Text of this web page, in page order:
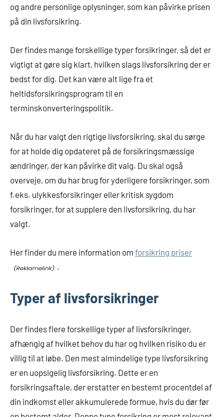
og andre personlige oplysninger, som kan påvirke prisen
på din livsforsikring.
Der findes mange forskellige typer forsikringer, så det er
vigtigt at gøre sig klart, hvilken slags livsforsikring der er
bedst for dig. Det kan være alt lige fra et
heltidsforsikringsprogram til en
terminskonverteringspolitik.
Når du har valgt den rigtige livsforsikring, skal du sørge
for at holde dig opdateret på de forsikringsmæssige
ændringer, der kan påvirke dit valg. Du skal også
overveje, om du har brug for yderligere forsikringer, som
f.eks. ulykkesforsikringer eller kritisk sygdom
forsikringer, for at supplere den livsforsikring, du har
valgt.
Her finder du mere information om forsikring priser
.
Typer af livsforsikringer
Der findes flere forskellige typer af livsforsikringer,
afhængig af hvilket behov du har og hvilken risiko du er
villig til at løbe. Den mest almindelige type livsforsikring
er en uopsigelig livsforsikring. Dette er en
forsikringsaftale, der erstatter en bestemt procentdel af
din indkomst eller akkumulerede formue, hvis du dør før